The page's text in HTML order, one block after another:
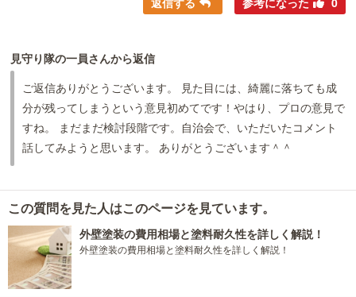
見守り隊の一員さんから返信
ご返信ありがとうございます。 見た目には、綺麗に落ちても成
分が残ってしまうという意見初めてです！やはり、プロの意見で
すね。 まだまだ検討段階です。自治会で、いただいたコメント
話してみようと思います。 ありがとうございます＾＾
この質問を見た人はこのページを見ています。
外壁塗装の費用相場と塗料耐久性を詳しく解説！
外壁塗装の費用相場と塗料耐久性を詳しく解説！